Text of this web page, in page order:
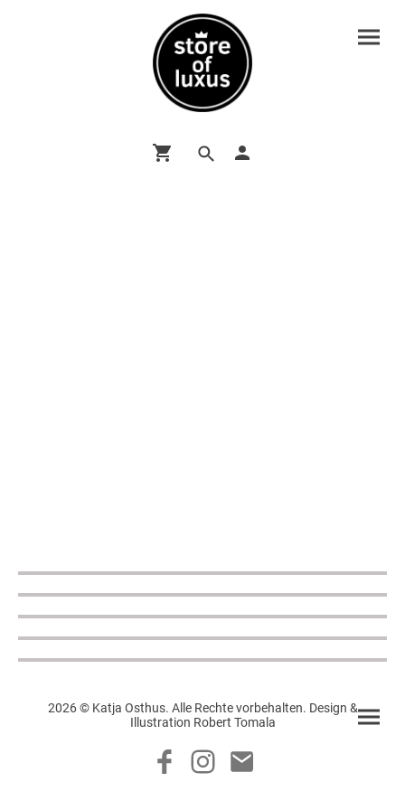
2026 © Katja Osthus. Alle Rechte vorbehalten. Design &
Illustration Robert Tomala